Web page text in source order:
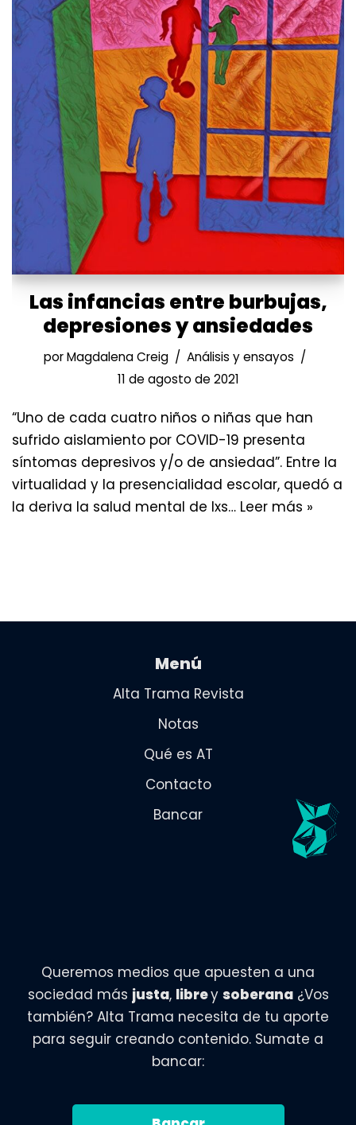
Las infancias entre burbujas,
depresiones y ansiedades
porMagdalena Creig
Análisis y ensayos
11 de agosto de 2021
“Uno de cada cuatro niños o niñas que han
sufrido aislamiento por COVID-19 presenta
síntomas depresivos y/o de ansiedad”. Entre la
virtualidad y la presencialidad escolar, quedó a
la deriva la salud mental de lxs… Leer más »
Menú
Alta Trama Revista
Notas
Qué es AT
Contacto
Bancar
Queremos medios que apuesten a una
sociedad más justa, librey soberana¿Vos
también? Alta Trama necesita de tu aporte
para seguir creando contenido. Sumate a
bancar: